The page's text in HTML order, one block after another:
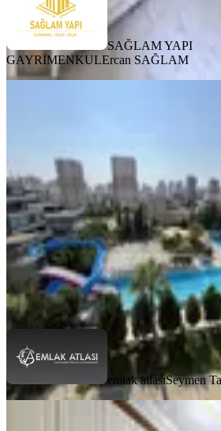
SAĞLAM YAPI
GAYRİMENKULErcan SAĞLAM
Seyhan, Gürselpaşa
4+1·180 m²·4. Kat ·
44.500 ₺
emlak atlasıSeymen Tanış
Ara
emlak atlasıSeymen
Reşatbey Mah-